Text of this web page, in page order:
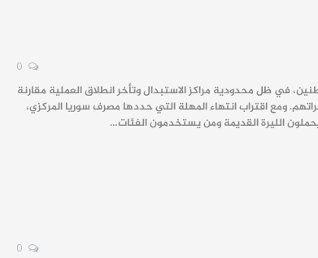
في ظل محدودية مراكز الاستبدال وتأخر انطلاق العملية مقارنة
ومع اقتراب انتهاء المهلة التي حددها مصرف سوريا المركزي،
الليرة القديمة ومن يستخدمون الفئات…